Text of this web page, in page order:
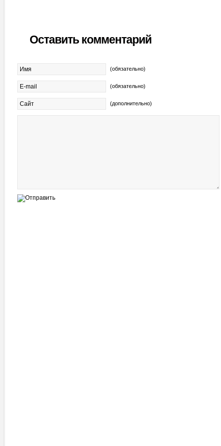
Оставить комментарий
(обязательно)
(обязательно)
(дополнительно)